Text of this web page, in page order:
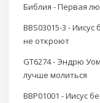
Библия - Первая
BBS03015-3 -
не откроют
GT6274 - Эндрю
лучше молиться
BBP01001 - Иисус